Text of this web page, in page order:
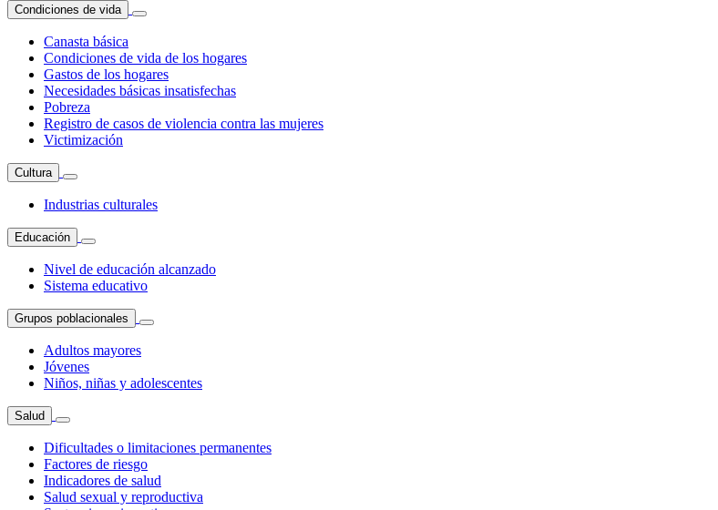
Condiciones de vida
Canasta básica
Condiciones de vida de los hogares
Gastos de los hogares
Necesidades básicas insatisfechas
Pobreza
Registro de casos de violencia contra las mujeres
Victimización
Cultura
Industrias culturales
Educación
Nivel de educación alcanzado
Sistema educativo
Grupos poblacionales
Adultos mayores
Jóvenes
Niños, niñas y adolescentes
Salud
Dificultades o limitaciones permanentes
Factores de riesgo
Indicadores de salud
Salud sexual y reproductiva